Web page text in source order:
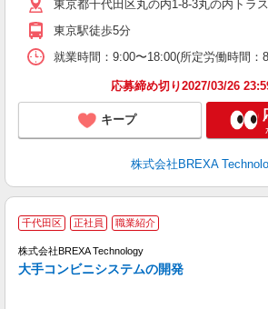
東京都千代田区丸の内1-8-3丸の内トラ
東京駅徒歩5分
就業時間：9:00〜18:00(所定労働時間
応募締め切り2027/03/26
キープ
株式会社BREXA
千代田区 正社員 職業紹介
株式会社BREXA Technology
大手コンビニシステムの開発